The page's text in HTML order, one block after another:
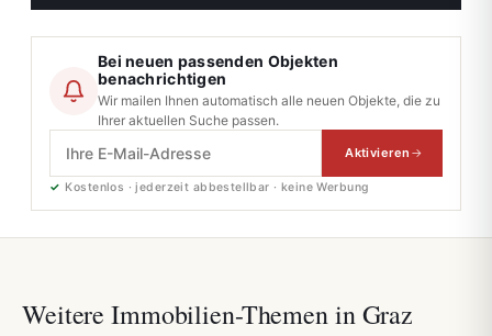
Bei neuen passenden Objekten
benachrichtigen
Wir mailen Ihnen automatisch alle neuen Objekte, die zu
Ihrer aktuellen Suche passen.
Aktivieren
✓ Kostenlos · jederzeit abbestellbar · keine Werbung
Weitere Immobilien-Themen in Graz